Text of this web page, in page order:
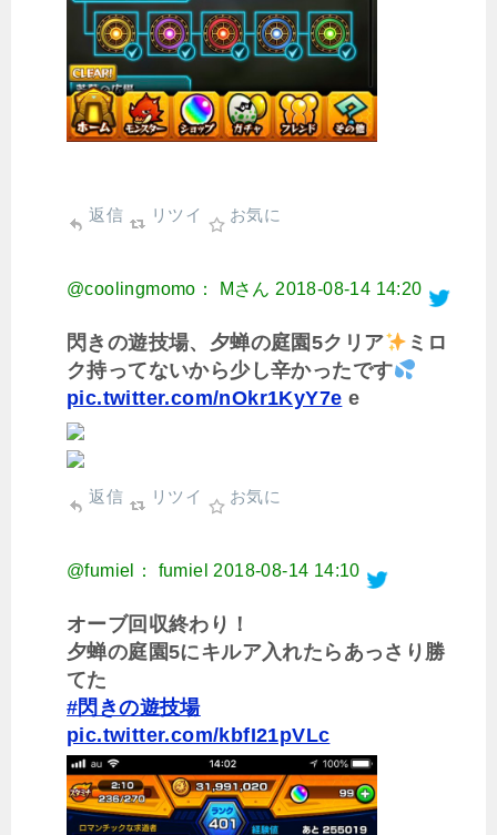
返信 リツイ お気に
@coolingmomo： Mさん 2018-08-14 14:20
閃きの遊技場、夕蝉の庭園5クリア
ミロ
ク持ってないから少し辛かったです
pic.twitter.com/nOkr1KyY7e e
返信 リツイ お気に
@fumiel： fumiel 2018-08-14 14:10
オーブ回収終わり！
夕蝉の庭園5にキルア入れたらあっさり勝
てた
#閃きの遊技場
pic.twitter.com/kbfI21pVLc